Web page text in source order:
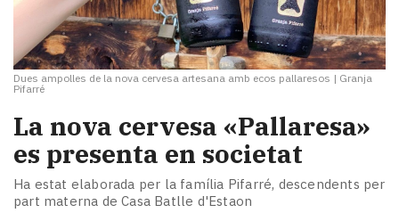
Dues ampolles de la nova cervesa artesana amb ecos pallaresos | Granja
Pifarré
La nova cervesa «Pallaresa»
es presenta en societat
Ha estat elaborada per la família Pifarré, descendents per
part materna de Casa Batlle d'Estaon